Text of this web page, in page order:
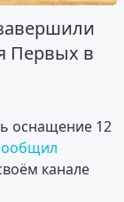
Первых в
оснащение 12
канале